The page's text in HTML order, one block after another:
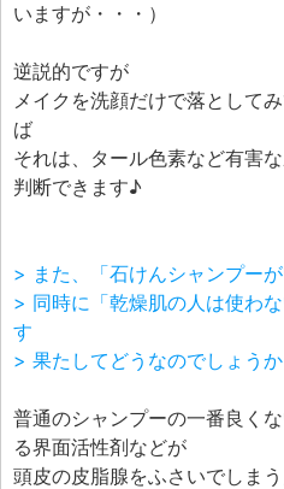
いますが・・・）
逆説的ですが
メイクを洗顔だけで落として
ば
それは、タール色素など有害
判断できます♪
> また、「石けんシャンプーが
> 同時に「乾燥肌の人は使わ
す
> 果たしてどうなのでしょうか
普通のシャンプーの一番良く
る界面活性剤などが
頭皮の皮脂腺をふさいでしま